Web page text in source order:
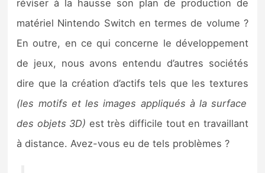
réviser à la hausse son plan de production de
matériel Nintendo Switch en termes de volume ?
En outre, en ce qui concerne le développement
de jeux, nous avons entendu d’autres sociétés
dire que la création d’actifs tels que les textures
(les motifs et les images appliqués à la surface
des objets 3D) est très difficile tout en travaillant
à distance. Avez-vous eu de tels problèmes ?